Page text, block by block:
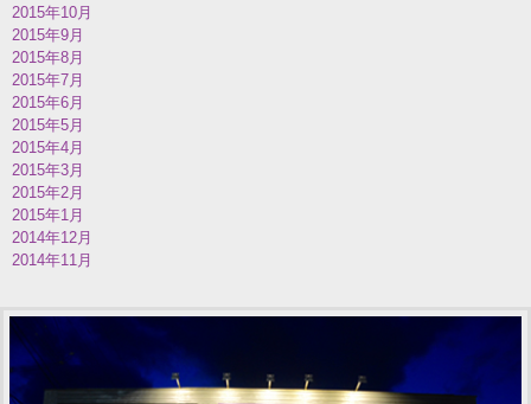
2015年10月
2015年9月
2015年8月
2015年7月
2015年6月
2015年5月
2015年4月
2015年3月
2015年2月
2015年1月
2014年12月
2014年11月